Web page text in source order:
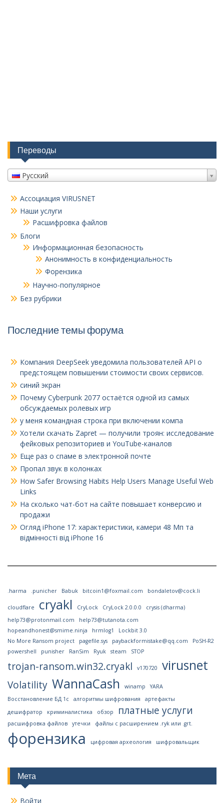
Переводы
Русский
Ассоциация VIRUSNET
Наши услуги
Расшифровка файлов
Блоги
Информационная безопасность
Анонимность в конфиденциальность
Форензика
Научно-популярное
Без рубрики
Последние темы форума
Компания DeepSeek уведомила пользователей API о
предстоящем повышении стоимости своих сервисов.
синий экран
Почему Cyberpunk 2077 остаётся одной из самых
обсуждаемых ролевых игр
у меня командная строка при включении компа
Хотели скачать Zapret — получили троян: исследование
фейковых репозиториев и YouTube-каналов
Еще раз о спаме в электронной почте
Пропал звук в колонках
How Safer Browsing Habits Help Users Manage Useful Web
Links
На сколько чат-бот на сайте повышает конверсию и
продажи
Огляд iPhone 17: характеристики, камери 48 Мп та
відмінності від iPhone 16
.harma .punicher Babuk bitcoin1@foxmail.com bondaletov@cock.li
cloudflare cryakl CryLock CryLock 2.0.0.0
crysis (dharma)
help73@protonmail.com
help73@tutanota.com
hopeandhonest@smime.ninja
hrmlog1
Lockbit 3.0
No More Ransom project
pagefile.sys paybackformistake@qq.com
PoSH-R2
powershell
punisher RanSim Ryuk steam STOP
trojan-ransom.win32.cryakl v170720 virusnet
Volatility WannaCash winamp
YARA
Восстановление БД 1с
алгоритмы шифрования
артефакты
дешифратор
криминалистика обзор платные услуги
расшифровка файлов утечки файлы с расширением .ryk или .grt.
форензика цифровая археология шифровальщик
Мета
Войти